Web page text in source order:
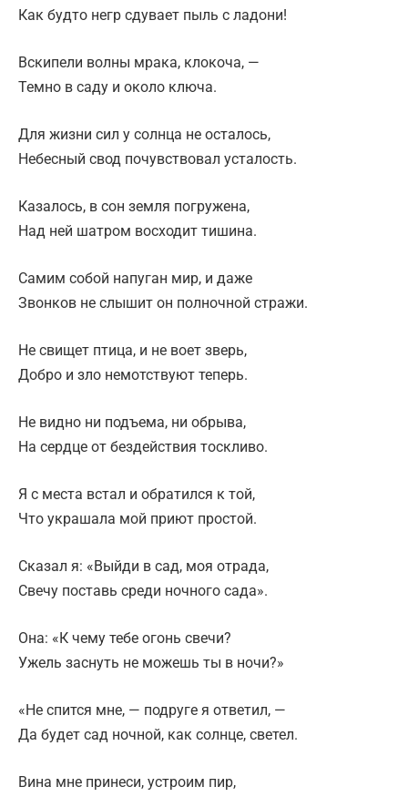
Как будто негр сдувает пыль с ладони!
Вскипели волны мрака, клокоча, —
Темно в саду и около ключа.
Для жизни сил у солнца не осталось,
Небесный свод почувствовал усталость.
Казалось, в сон земля погружена,
Над ней шатром восходит тишина.
Самим собой напуган мир, и даже
Звонков не слышит он полночной стражи.
Не свищет птица, и не воет зверь,
Добро и зло немотствуют теперь.
Не видно ни подъема, ни обрыва,
На сердце от бездействия тоскливо.
Я с места встал и обратился к той,
Что украшала мой приют простой.
Сказал я: «Выйди в сад, моя отрада,
Свечу поставь среди ночного сада».
Она: «К чему тебе огонь свечи?
Ужель заснуть не можешь ты в ночи?»
«Не спится мне, — подруге я ответил, —
Да будет сад ночной, как солнце, светел.
Вина мне принеси, устроим пир,